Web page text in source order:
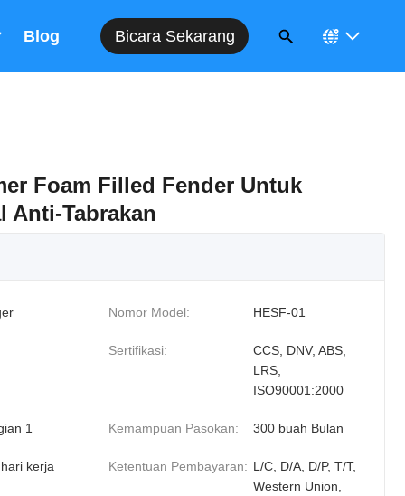
Blog Bicara Sekarang
Foam Filled Fender Untuk
Anti-Tabrakan
Nomor Model: HESF-01
Sertifikasi:
CCS, DNV, ABS,
LRS,
ISO90001:2000
1 Kemampuan Pasokan: 300 buah Bulan
kerja Ketentuan Pembayaran: L/C, D/A, D/P, T/T,
Western Union,